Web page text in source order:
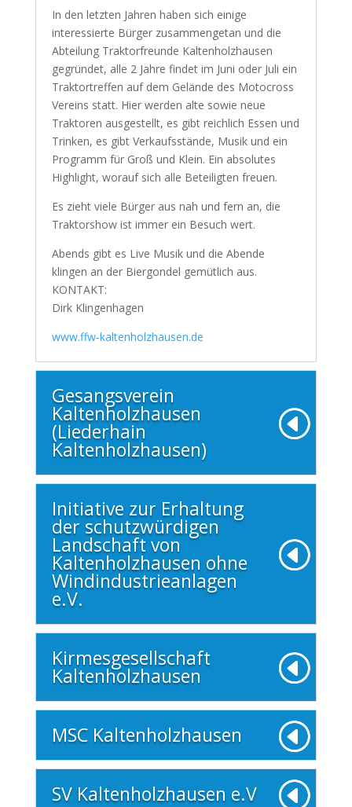
In den letzten Jahren haben sich einige
interessierte Bürger zusammengetan und die
Abteilung Traktorfreunde Kaltenholzhausen
gegründet, alle 2 Jahre findet im Juni oder Juli ein
Traktortreffen auf dem Gelände des Motocross
Vereins statt. Hier werden alte sowie neue
Traktoren ausgestellt, es gibt reichlich Essen und
Trinken, es gibt Verkaufsstände, Musik und ein
Programm für Groß und Klein. Ein absolutes
Highlight, worauf sich alle Beteiligten freuen.
Es zieht viele Bürger aus nah und fern an, die
Traktorshow ist immer ein Besuch wert.
Abends gibt es Live Musik und die Abende
klingen an der Biergondel gemütlich aus.
KONTAKT:
Dirk Klingenhagen
www.ffw-kaltenholzhausen.de
Gesangsverein
Kaltenholzhausen
(Liederhain
Kaltenholzhausen)
Initiative zur Erhaltung
der schutzwürdigen
Landschaft von
Kaltenholzhausen ohne
Windindustrieanlagen
e.V.
Kirmesgesellschaft
Kaltenholzhausen
MSC Kaltenholzhausen
SV Kaltenholzhausen e.V